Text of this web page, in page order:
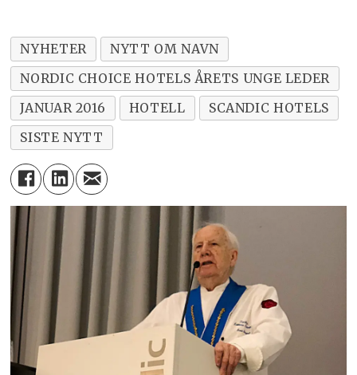
NYHETER
NYTT OM NAVN
NORDIC CHOICE HOTELS ÅRETS UNGE LEDER
JANUAR 2016
HOTELL
SCANDIC HOTELS
SISTE NYTT